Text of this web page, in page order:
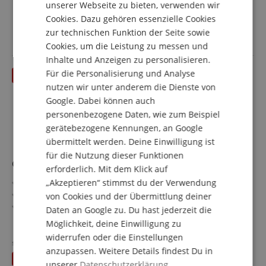
7,90 €
inkl. MwSt. +
Versandkosten (AT)
bis 31.08.2026
Gibson Standard Polish Cloth
Poliertuch für Instrumente
100% Baumwolle
Weiche Kanten
Gibson Logo
mehr anzeigen
8,50 €
inkl. MwSt. +
statt bisher8,55€
0,05 €
FRENCH
ITALIAN
SPANISH
unserer Webseite zu bieten, verwenden wir
Cookies. Dazu gehören essenzielle Cookies
zur technischen Funktion der Seite sowie
Cookies, um die Leistung zu messen und
Inhalte und Anzeigen zu personalisieren.
Für die Personalisierung und Analyse
nutzen wir unter anderem die Dienste von
Google. Dabei können auch
personenbezogene Daten, wie zum Beispiel
gerätebezogene Kennungen, an Google
übermittelt werden. Deine Einwilligung ist
für die Nutzung dieser Funktionen
erforderlich. Mit dem Klick auf
„Akzeptieren“ stimmst du der Verwendung
von Cookies und der Übermittlung deiner
Daten an Google zu. Du hast jederzeit die
Möglichkeit, deine Einwilligung zu
widerrufen oder die Einstellungen
anzupassen. Weitere Details findest Du in